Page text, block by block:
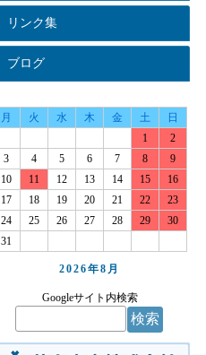
リンク集
ブログ
月 火 水 木 金 土
日
1
2
3
4 5 6 7 8
9
10
11 12 13 14 15
16
17
18 19 20 21 22
23
24
25 26 27 28 29
30
31
2026年8月
Googleサイト内検索